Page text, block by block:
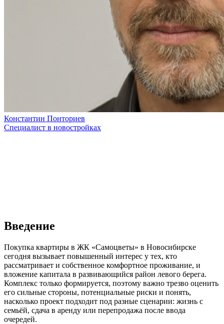
Константин Понториев
Специалист в новостройках
Введение
Покупка квартиры в ЖК «Самоцветы» в Новосибирске
сегодня вызывает повышенный интерес у тех, кто
рассматривает и собственное комфортное проживание, и
вложение капитала в развивающийся район левого берега.
Комплекс только формируется, поэтому важно трезво оценить
его сильные стороны, потенциальные риски и понять,
насколько проект подходит под разные сценарии: жизнь с
семьёй, сдача в аренду или перепродажа после ввода
очередей.